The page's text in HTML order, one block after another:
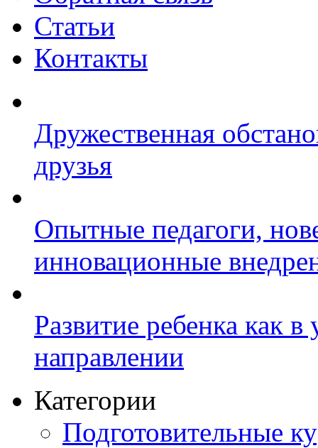
Статьи
Контакты
Дружественная
друзья
Опытные педагоги,
инновационные
Развитие ребенка как
направлении
Категории
Подготовительные